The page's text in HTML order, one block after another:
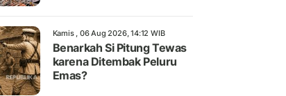
Kamis , 06 Aug 2026, 14:12 WIB
Benarkah Si Pitung Tewas
karena Ditembak Peluru
Emas?